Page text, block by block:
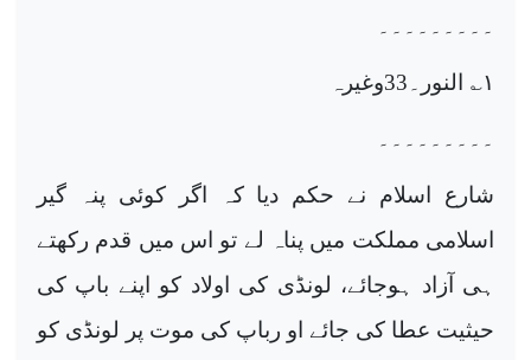
۔۔۔۔۔۔۔۔۔
۱؎ النور۔33وغیرہ
۔۔۔۔۔۔۔۔۔
شارع اسلام نے حکم دیا کہ اگر کوئی پنہ گیر
اسلامی مملکت میں پناہ لے تو اس میں قدم رکھتے
ہی آزاد ہوجائے، لونڈی کی اولاد کو اپنے باپ کی
حیثیت عطا کی جائے او رباپ کی موت پر لونڈی کو